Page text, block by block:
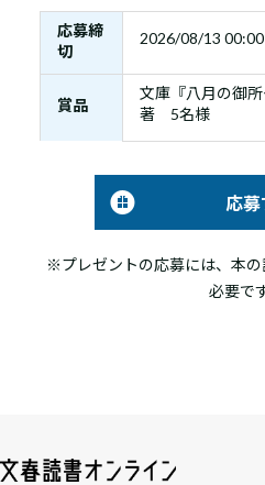
応募締
切
2026/08/13
賞品
文庫『八月の御
著 5名様
応募
※プレゼントの応募には、本の
必要です